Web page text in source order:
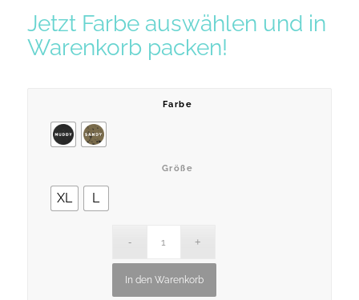
Jetzt Farbe auswählen und in
Warenkorb packen!
Farbe
Größe
XL L
In den Warenkorb